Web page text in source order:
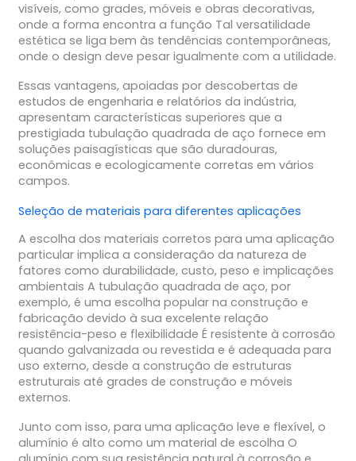
visíveis, como grades, móveis e obras decorativas,
onde a forma encontra a função Tal versatilidade
estética se liga bem às tendências contemporâneas,
onde o design deve pesar igualmente com a utilidade.
Essas vantagens, apoiadas por descobertas de
estudos de engenharia e relatórios da indústria,
apresentam características superiores que a
prestigiada tubulação quadrada de aço fornece em
soluções paisagísticas que são duradouras,
econômicas e ecologicamente corretas em vários
campos.
Seleção de materiais para diferentes aplicações
A escolha dos materiais corretos para uma aplicação
particular implica a consideração da natureza de
fatores como durabilidade, custo, peso e implicações
ambientais A tubulação quadrada de aço, por
exemplo, é uma escolha popular na construção e
fabricação devido à sua excelente relação
resistência-peso e flexibilidade É resistente à corrosão
quando galvanizada ou revestida e é adequada para
uso externo, desde a construção de estruturas
estruturais até grades de construção e móveis
externos.
Junto com isso, para uma aplicação leve e flexível, o
alumínio é alto como um material de escolha O